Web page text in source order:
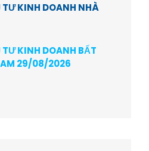
KINH DOANH NHÀ
KINH DOANH BẤT
29/08/2026